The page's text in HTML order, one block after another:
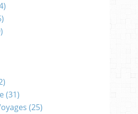
(31)
(25)